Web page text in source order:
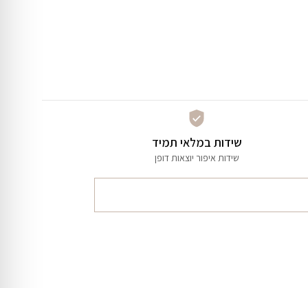
שידות במלאי תמיד
שידות איפור יוצאות דופן